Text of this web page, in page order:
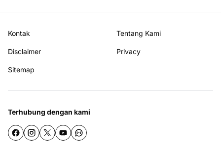
Kontak Tentang Kami
Disclaimer Privacy
Sitemap
Terhubung dengan kami